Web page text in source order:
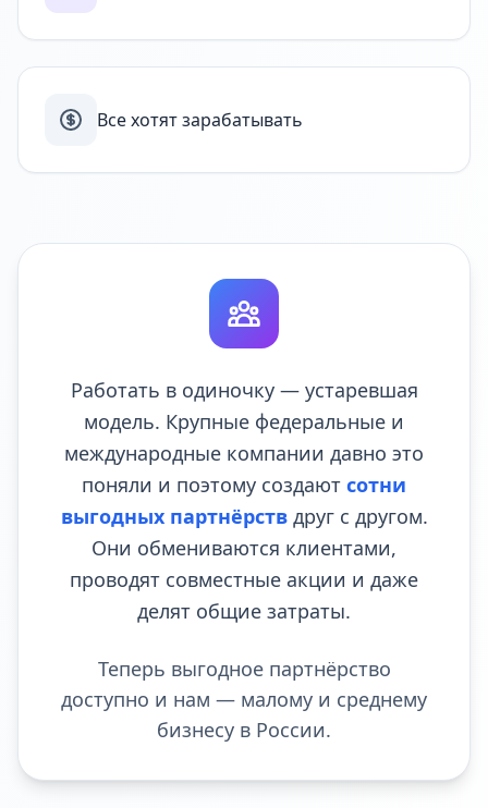
Все хотят зарабатывать
Работать в одиночку — устаревшая
модель. Крупные федеральные и
международные компании давно это
поняли и поэтому создают сотни
выгодных партнёрствдруг с другом.
Они обмениваются клиентами,
проводят совместные акции и даже
делят общие затраты.
Теперь выгодное партнёрство
доступно и нам — малому и среднему
бизнесу в России.